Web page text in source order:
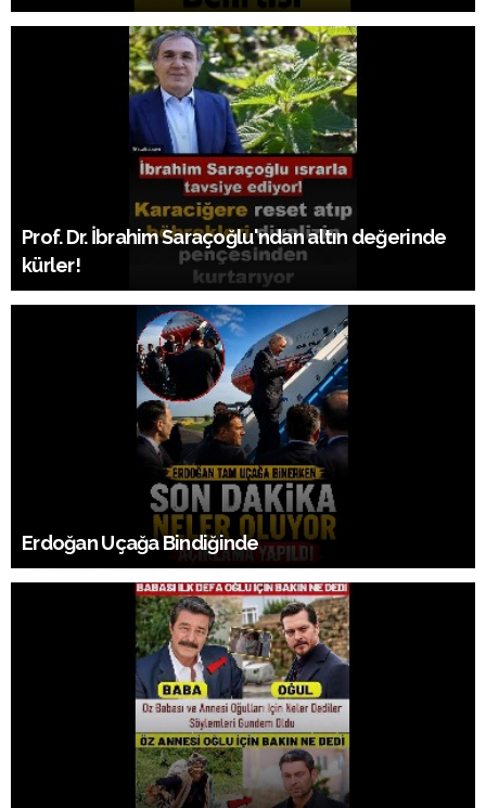
Prof. Dr. İbrahim Saraçoğlu'ndan altın değerinde
kürler!
Erdoğan Uçağa Bindiğinde